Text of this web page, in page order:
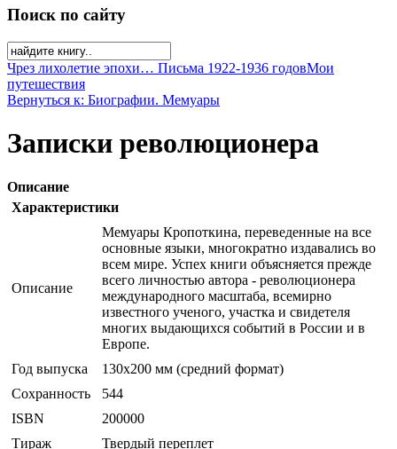
Поиск по сайту
Чрез лихолетие эпохи… Письма 1922-1936 годовМои
путешествия
Вернуться к: Биографии. Мемуары
Записки революционера
Описание
Характеристики
Описание
Мемуары Кропоткина, переведенные на все
основные языки, многократно издавались во
всем мире. Успех книги объясняется прежде
всего личностью автора - революционера
международного масштаба, всемирно
известного ученого, участка и свидетеля
многих выдающихся событий в России и в
Европе.
Год выпуска
130х200 мм (средний формат)
Сохранность
544
ISBN
200000
Тираж
Твердый переплет